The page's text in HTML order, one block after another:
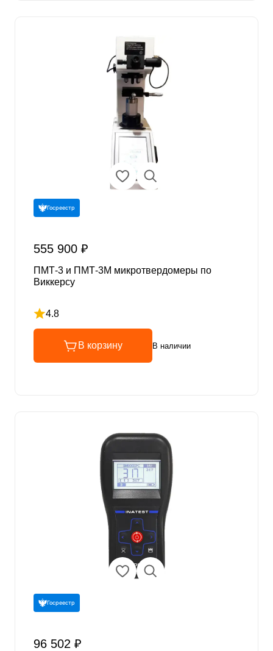
Госреестр
555 900 ₽
ПМТ-3 и ПМТ-3М микротвердомеры по
Виккерсу
4.8
Рейтинг 4.8 из 5
В корзину В наличии
Госреестр
96 502 ₽